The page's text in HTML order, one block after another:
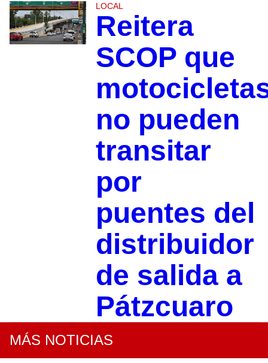
LOCAL
Reitera
SCOP que
no pueden
transitar
por
puentes del
distribuidor
de salida a
Pátzcuaro
MÁS NOTICIAS